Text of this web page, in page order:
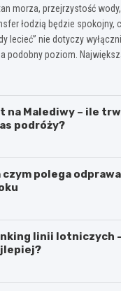
morza, przejrzystość
łodzią będzie spokojny,
lecieć” nie dotyczy
podobny poziom.
na Malediwy – ile
podróży?
czym polega
linii lotniczych